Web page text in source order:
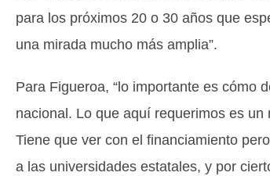
para los próximos 20 o 30 años que
una mirada mucho más amplia”.
Para Figueroa, “lo importante es cómo
nacional. Lo que aquí requerimos es
Tiene que ver con el financiamiento
a las universidades estatales, y por